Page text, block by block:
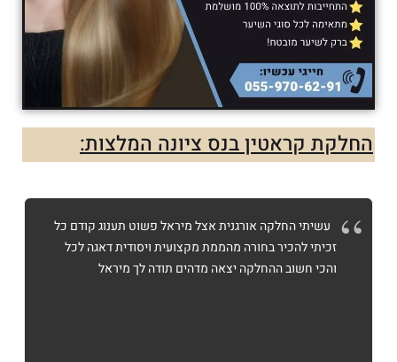
החלקת קראטין בנס ציונה המלצות:
עשיתי החלקה אורגנית אצל מיראל פשוט תענוג קודם כל
זכיתי להכיר בחורה מהממת מקצועית ויסודית דאגה לכל
והכי חשוב ההחלקה יצאה מדהים תודה לך מיראל